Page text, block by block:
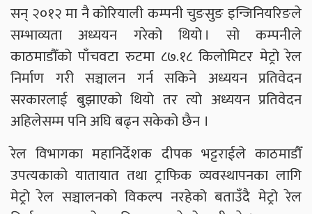
सन् २०१२ मा नै कोरियाली कम्पनी चुङसुङ इन्जिनियरिङले
सम्भाव्यता अध्ययन गरेको थियो । सो कम्पनीले
काठमाडौँको पाँचवटा रुटमा ८७.१८ किलोमिटर मेट्रो रेल
निर्माण गरी सञ्चालन गर्न सकिने अध्ययन प्रतिवेदन
सरकारलाई बुझाएको थियो तर त्यो अध्ययन प्रतिवेदन
अहिलेसम्म पनि अघि बढ्न सकेको छैन ।
रेल विभागका महानिर्देशक दीपक भट्टराईले काठमाडौँ
उपत्यकाको यातायात तथा ट्राफिक व्यवस्थापनका लागि
मेट्रो रेल सञ्चालनको विकल्प नरहेको बताउँदै मेट्रो रेल